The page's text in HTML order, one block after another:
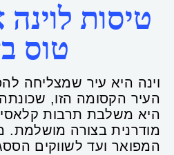
טיסות
טוס
וינה היא עיר שמצליחה
העיר הקסומה הזו,
היא משלבת תרבות
מודרנית בצורה מושלמת.
המפואר ועד לשווקים